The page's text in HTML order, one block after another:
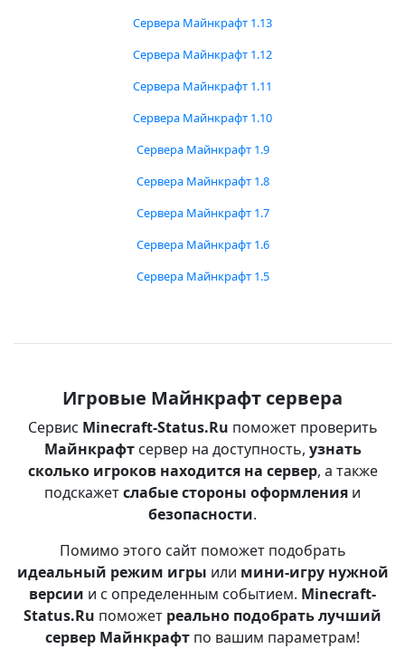
Сервера Майнкрафт 1.13
Сервера Майнкрафт 1.12
Сервера Майнкрафт 1.11
Сервера Майнкрафт 1.10
Сервера Майнкрафт 1.9
Сервера Майнкрафт 1.8
Сервера Майнкрафт 1.7
Сервера Майнкрафт 1.6
Сервера Майнкрафт 1.5
Игровые Майнкрафт сервера
Сервис Minecraft-Status.Ru поможет проверить
Майнкрафтсервер на доступность, узнать
сколько игроков находится на сервер, а также
подскажетслабые стороны оформления и
безопасности.
Помимо этого сайт поможет подобрать
идеальный режим игры или мини-игру нужной
версии и с определенным событием. Minecraft-
Status.Ru поможет реально подобрать лучший
сервер Майнкрафт по вашим параметрам!